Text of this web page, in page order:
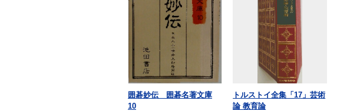
囲碁妙伝 囲碁名著文庫
10
トルストイ全集「17」芸術
論 教育論